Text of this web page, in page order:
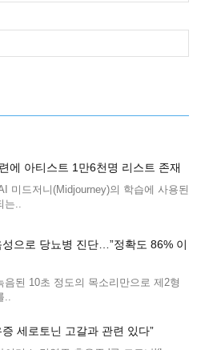
에 아티스트 1만6천명 리스트 존재
미드저니(Midjourney)의 학습에 사용된
는..
으로 당뇨병 진단…”정확도 86% 이
음된 10초 정도의 목소리만으로 제2형
..
세로토닌 고갈과 관련 있다”